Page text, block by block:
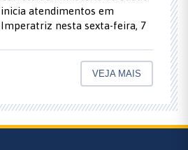
inicia atendimentos em
Imperatriz nesta sexta-feira, 7
VEJA MAIS